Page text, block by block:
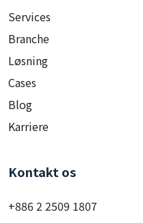
Services
Branche
Løsning
Cases
Blog
Karriere
Kontakt os
+886 2 2509 1807